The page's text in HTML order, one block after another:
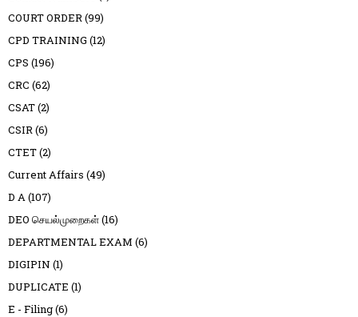
COURT ORDER(99)
CPD TRAINING (12)
CPS (196)
CRC (62)
CSAT(2)
CSIR(6)
CTET(2)
Current Affairs (49)
D A(107)
DEO செயல்முறைகள்(16)
DEPARTMENTAL EXAM (6)
DIGIPIN (1)
DUPLICATE (1)
E - Filing(6)